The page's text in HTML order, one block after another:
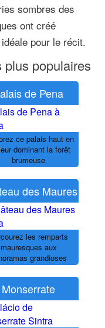
sombres des
ont créé
pour le récit.
populaires
de Pena
ce palais haut en
dominant la forêt
brumeuse
des Maures
les remparts
mauresques aux
grandioses
Monserrate